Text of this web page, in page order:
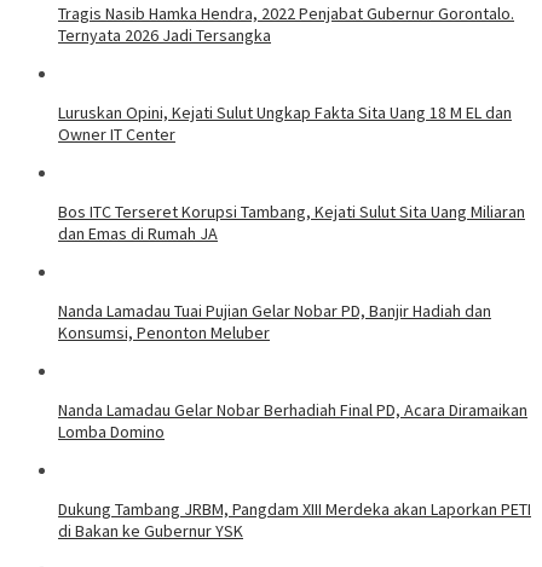
Tragis Nasib Hamka Hendra, 2022 Penjabat Gubernur Gorontalo.
Ternyata 2026 Jadi Tersangka
Luruskan Opini, Kejati Sulut Ungkap Fakta Sita Uang 18 M EL dan
Owner IT Center
Bos ITC Terseret Korupsi Tambang, Kejati Sulut Sita Uang Miliaran
dan Emas di Rumah JA
Nanda Lamadau Tuai Pujian Gelar Nobar PD, Banjir Hadiah dan
Konsumsi, Penonton Meluber
Nanda Lamadau Gelar Nobar Berhadiah Final PD, Acara Diramaikan
Lomba Domino
Dukung Tambang JRBM, Pangdam XIII Merdeka akan Laporkan PETI
di Bakan ke Gubernur YSK